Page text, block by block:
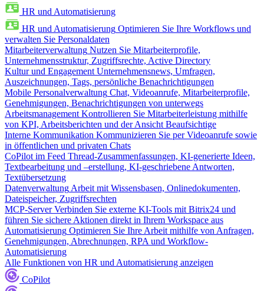
HR und Automatisierung
HR und Automatisierung Optimieren Sie Ihre Workflows und
verwalten Sie Personaldaten
Mitarbeiterverwaltung Nutzen Sie Mitarbeiterprofile,
Unternehmensstruktur, Zugriffsrechte, Active Directory
Kultur und Engagement Unternehmensnews, Umfragen,
Auszeichnungen, Tags, persönliche Benachrichtigungen
Mobile Personalverwaltung Chat, Videoanrufe, Mitarbeiterprofile,
Genehmigungen, Benachrichtigungen von unterwegs
Arbeitsmanagement Kontrollieren Sie Mitarbeiterleistung mithilfe
von KPI, Arbeitsberichten und der Ansicht Beaufsichtige
Interne Kommunikation Kommunizieren Sie per Videoanrufe sowie
in öffentlichen und privaten Chats
CoPilot im Feed Thread-Zusammenfassungen, KI-generierte Ideen,
Textbearbeitung und –erstellung, KI-geschriebene Antworten,
Textübersetzung
Datenverwaltung Arbeit mit Wissensbasen, Onlinedokumenten,
Dateispeicher, Zugriffsrechten
MCP-Server Verbinden Sie externe KI-Tools mit Bitrix24 und
führen Sie sichere Aktionen direkt in Ihrem Workspace aus
Automatisierung Optimieren Sie Ihre Arbeit mithilfe von Anfragen,
Genehmigungen, Abrechnungen, RPA und Workflow-
Automatisierung
Alle Funktionen von HR und Automatisierung anzeigen
CoPilot